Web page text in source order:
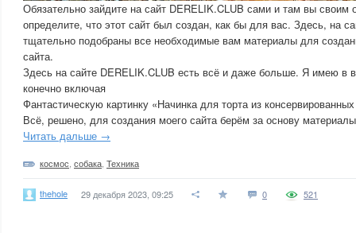
Обязательно зайдите на сайт DERELIK.CLUB сами и там вы
определите, что этот сайт был создан, как бы для вас. Здесь, на
тщательно подобраны все необходимые вам материалы для
сайта.
Здесь на сайте DERELIK.CLUB есть всё и даже больше. Я имею в
конечно включая
Фантастическую картинку «Начинка для торта из
Всё, решено, для создания моего сайта берём за основу
Читать дальше →
космос собака Техника
thehole 29 декабря 2023, 09:25 0 521